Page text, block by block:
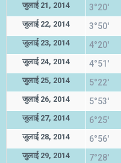
जुलाई 21, 2014 3°20'
जुलाई 22, 2014 3°50'
जुलाई 23, 2014 4°20'
जुलाई 24, 2014 4°51'
जुलाई 25, 2014 5°22'
जुलाई 26, 2014 5°53'
जुलाई 27, 2014 6°25'
जुलाई 28, 2014 6°56'
जुलाई 29, 2014 7°28'